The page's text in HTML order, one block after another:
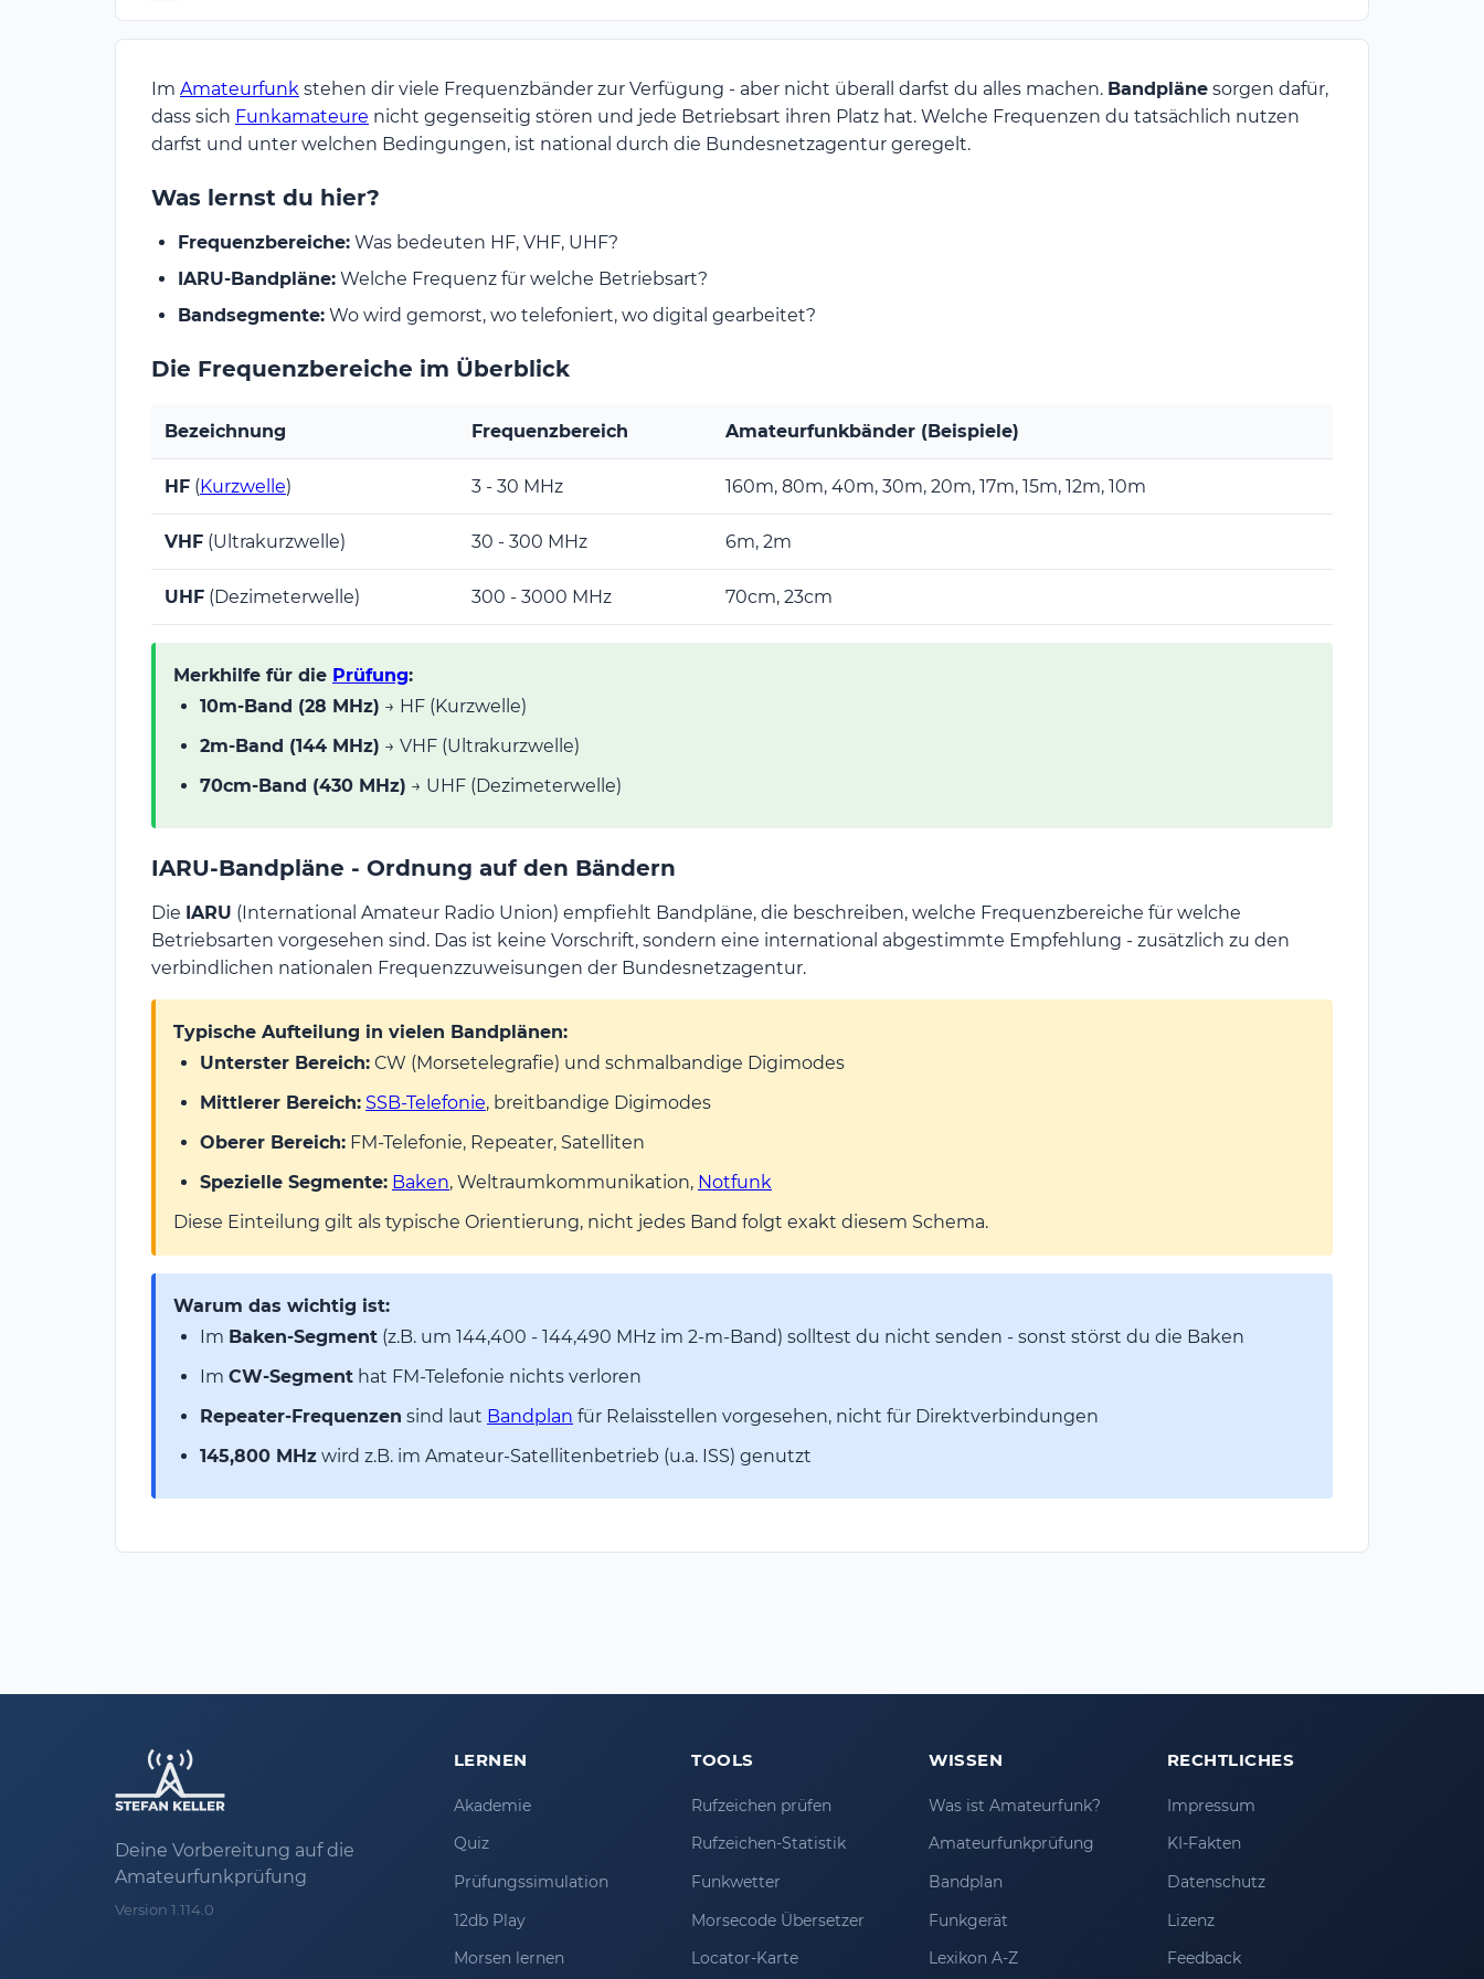
Im Amateurfunk stehen dir viele Frequenzbänder zur Verfügung - aber nicht überall darfst du alles machen. Bandpläne sorgen dafür,
dass sich Funkamateure nicht gegenseitig stören und jede Betriebsart ihren Platz hat. Welche Frequenzen du tatsächlich nutzen
darfst und unter welchen Bedingungen, ist national durch die Bundesnetzagentur geregelt.
Was lernst du hier?
Frequenzbereiche: Was bedeuten HF, VHF, UHF?
IARU-Bandpläne: Welche Frequenz für welche Betriebsart?
Bandsegmente: Wo wird gemorst, wo telefoniert, wo digital gearbeitet?
Die Frequenzbereiche im Überblick
Bezeichnung Frequenzbereich Amateurfunkbänder (Beispiele)
HF (Kurzwelle) 3 - 30 MHz 160m, 80m, 40m, 30m, 20m, 17m, 15m, 12m, 10m
VHF (Ultrakurzwelle) 30 - 300 MHz 6m, 2m
UHF (Dezimeterwelle) 300 - 3000 MHz 70cm, 23cm
Merkhilfe für die Prüfung:
10m-Band (28 MHz) → HF (Kurzwelle)
2m-Band (144 MHz) → VHF (Ultrakurzwelle)
70cm-Band (430 MHz) → UHF (Dezimeterwelle)
IARU-Bandpläne - Ordnung auf den Bändern
Die IARU (International Amateur Radio Union) empfiehlt Bandpläne, die beschreiben, welche Frequenzbereiche für welche
Betriebsarten vorgesehen sind. Das ist keine Vorschrift, sondern eine international abgestimmte Empfehlung - zusätzlich zu den
verbindlichen nationalen Frequenzzuweisungen der Bundesnetzagentur.
Typische Aufteilung in vielen Bandplänen:
Unterster Bereich: CW (Morsetelegrafie) und schmalbandige Digimodes
Mittlerer Bereich: SSB-Telefonie, breitbandige Digimodes
Oberer Bereich: FM-Telefonie, Repeater, Satelliten
Spezielle Segmente: Baken, Weltraumkommunikation, Notfunk
Diese Einteilung gilt als typische Orientierung, nicht jedes Band folgt exakt diesem Schema.
Warum das wichtig ist:
Im Baken-Segment (z.B. um 144,400 - 144,490 MHz im 2-m-Band) solltest du nicht senden - sonst störst du die Baken
Im CW-Segment hat FM-Telefonie nichts verloren
Repeater-Frequenzen sind laut Bandplan für Relaisstellen vorgesehen, nicht für Direktverbindungen
145,800 MHz wird z.B. im Amateur-Satellitenbetrieb (u.a. ISS) genutzt
Deine Vorbereitung auf die
Amateurfunkprüfung
Version 1.114.0
LERNEN
Akademie
Quiz
Prüfungssimulation
12db Play
Morsen lernen
TOOLS
Rufzeichen prüfen
Rufzeichen-Statistik
Funkwetter
Morsecode Übersetzer
Locator-Karte
WISSEN
Was ist Amateurfunk?
Amateurfunkprüfung
Bandplan
Funkgerät
Lexikon A-Z
RECHTLICHES
Impressum
KI-Fakten
Datenschutz
Lizenz
Feedback